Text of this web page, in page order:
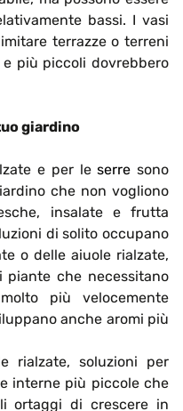
bassi. I vasi
terrazze o terreni
più piccoli dovrebbero
giardino
e per leserre sono
che non vogliono
insalate e frutta
di solito occupano
o delle aiuole rialzate,
che necessitano
più velocemente
anche aromi più
rialzate, soluzioni per
interne più piccole che
ortaggi di crescere in